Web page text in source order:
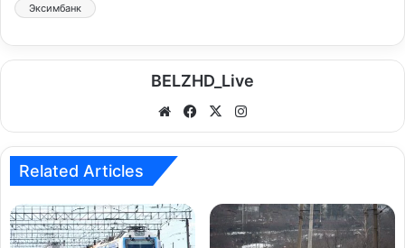
Эксимбанк
BELZHD_Live
We
bsi
Fa
ce
X
tag
Related Articles